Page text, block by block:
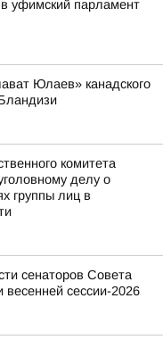
уфимский парламент
Юлаев» канадского
комитета
делу о
группы лиц в
сенаторов Совета
сессии-2026